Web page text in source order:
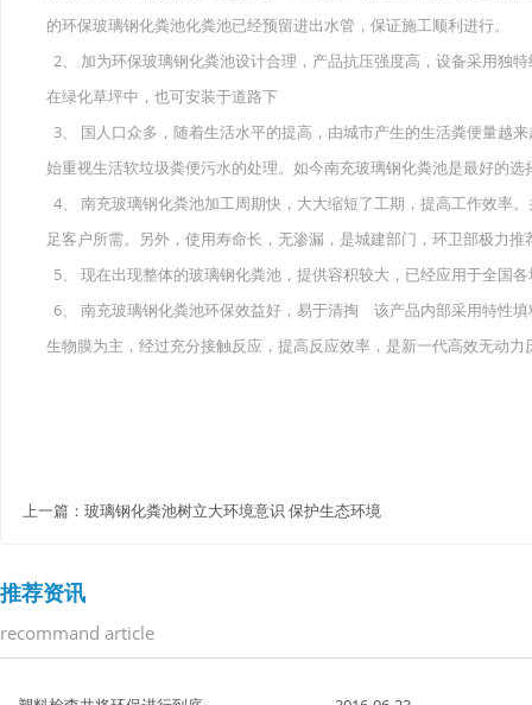
的环保玻璃钢化粪池化粪池已经预留进出水管，保证施工顺利进行。
2、 加为环保玻璃钢化粪池设计合理，产品抗压强度高，设备采用独
在绿化草坪中，也可安装于道路下
3、 国人口众多，随着生活水平的提高，由城市产生的生活粪便量越
始重视生活软垃圾粪便污水的处理。如今南充玻璃钢化粪池是最好的
4、 南充玻璃钢化粪池加工周期快，大大缩短了工期，提高工作效率
足客户所需。另外，使用寿命长，无渗漏，是城建部门，环卫部极力推
5、 现在出现整体的玻璃钢化粪池，提供容积较大，已经应用于全国
6、 南充玻璃钢化粪池环保效益好，易于清掏 该产品内部采用特性
生物膜为主，经过充分接触反应，提高反应效率，是新一代高效无动力
上一篇： 玻璃钢化粪池树立大环境意识 保护生态环境
推荐资讯
recommand article